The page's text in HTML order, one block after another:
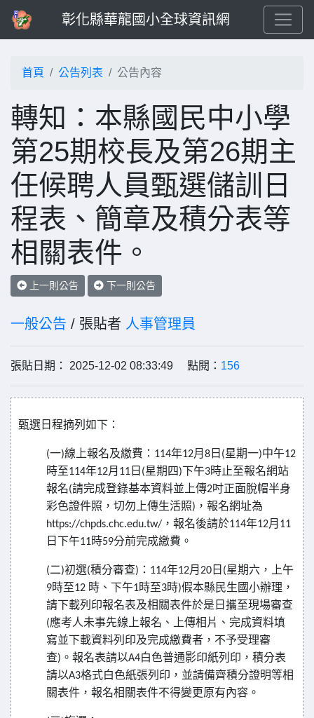
彰化縣華龍國小全球資訊網
首頁 公告列表 公告內容
轉知：本縣國民中小學
第25期校長及第26期主
任候聘人員甄選儲訓日
程表、簡章及積分表等
相關表件。
上一則公告 下一則公告
一般公告 / 張貼者 人事管理員
張貼日期： 2025-12-02 08:33:49 點閱： 156
甄選日程摘列如下：
(一)線上報名及繳費： 114年12月 8 日 (星期一)中午12
時至114年12月 11 日 (星期四)下午3時止至報名網站
報名(請完成登錄基本資料並上傳2吋正面脫帽半身
彩色證件照，切勿上傳生活照) ，報名網址為
https://chpds.chc.edu.tw/ ，報名後請於114年12月 11
日下午11時59分前完成繳費。
(二)初選(積分審查) ： 114年12月 20 日 (星期六，上午
9時至12 時、下午1時至3時)假本縣民生國小辦理，
請下載列印報名表及相關表件於是日攜至現場審查
(應考人未事先線上報名、上傳相片、完成資料填
寫並下載資料列印及完成繳費者，不予受理審
查) 。報名表請以A4白色普通影印紙列印，積分表
請以A3格式白色紙張列印，並請備齊積分證明等相
關表件，報名相關表件不得變更原有內容。